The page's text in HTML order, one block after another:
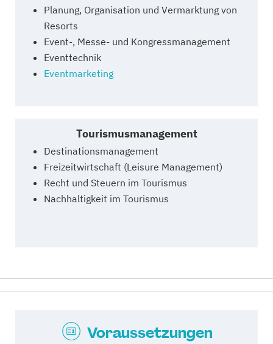
Planung, Organisation und Vermarktung von
Resorts
Event-, Messe- und Kongressmanagement
Eventtechnik
Eventmarketing
Tourismusmanagement
Destinationsmanagement
Freizeitwirtschaft (Leisure Management)
Recht und Steuern im Tourismus
Nachhaltigkeit im Tourismus
Voraussetzungen